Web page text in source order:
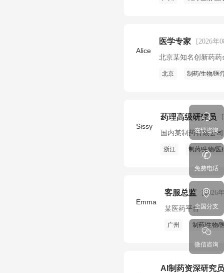
Alice
医学专家 [2026年
北京某知名创新药药
北京 制药/生物/医
Sissy
药理高级研究员
国内某制药有限公司
浙江 制药/生物/医
Emma
客服总监 [2026
某医药平台
广州 制药/生物/
AI制药资深研究员
在线咨询
免费电话
全国分支
微信咨询